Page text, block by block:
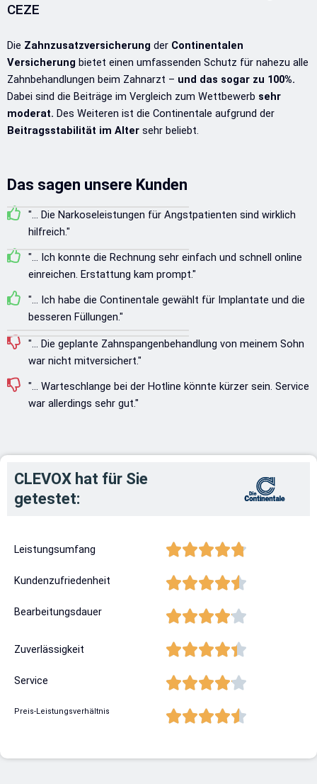
CEZE
Die Zahnzusatzversicherung der Continentalen
Versicherung bietet einen umfassenden Schutz für nahezu alle
Zahnbehandlungen beim Zahnarzt – und das sogar zu 100%.
Dabei sind die Beiträge im Vergleich zum Wettbewerb sehr
moderat. Des Weiteren ist die Continentale aufgrund der
Beitragsstabilität im Alter sehr beliebt.
Das sagen unsere Kunden
"... Die Narkoseleistungen für Angstpatienten sind wirklich
hilfreich."
"... Ich konnte die Rechnung sehr einfach und schnell online
einreichen. Erstattung kam prompt."
"... Ich habe die Continentale gewählt für Implantate und die
besseren Füllungen."
"... Die geplante Zahnspangenbehandlung von meinem Sohn
war nicht mitversichert."
"... Warteschlange bei der Hotline könnte kürzer sein. Service
war allerdings sehr gut."
CLEVOX hat für Sie
getestet:
Leistungsumfang
Kundenzufriedenheit
Bearbeitungsdauer
Zuverlässigkeit
Service
Preis-Leistungsverhältnis